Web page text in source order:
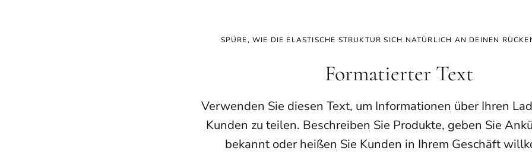
SPÜRE, WIE DIE ELASTISCHE STRUKTUR SICH NATÜRLICH AN DEINEN
Formatierter Text
Verwenden Sie diesen Text, um Informationen über Ihren
Kunden zu teilen. Beschreiben Sie Produkte, geben Sie
bekannt oder heißen Sie Kunden in Ihrem Geschäft